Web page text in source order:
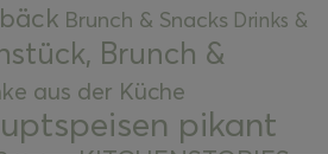
Brunch & Snacks Drinks &
Brunch &
aus der Küche
pikant